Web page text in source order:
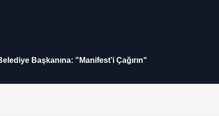
Başkanına: "Manifest’i Çağırın"